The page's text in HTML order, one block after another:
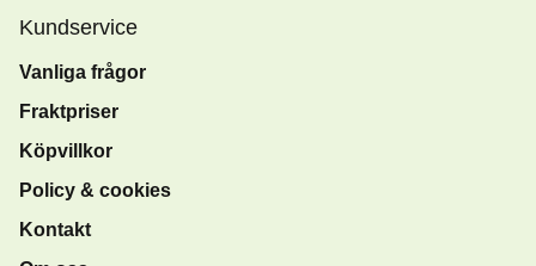
Kundservice
Vanliga frågor
Fraktpriser
Köpvillkor
Policy & cookies
Kontakt